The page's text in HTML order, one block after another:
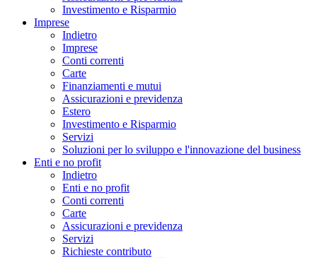
Investimento e Risparmio
Imprese
Indietro
Imprese
Conti correnti
Carte
Finanziamenti e mutui
Assicurazioni e previdenza
Estero
Investimento e Risparmio
Servizi
Soluzioni per lo sviluppo e l'innovazione del business
Enti e no profit
Indietro
Enti e no profit
Conti correnti
Carte
Assicurazioni e previdenza
Servizi
Richieste contributo